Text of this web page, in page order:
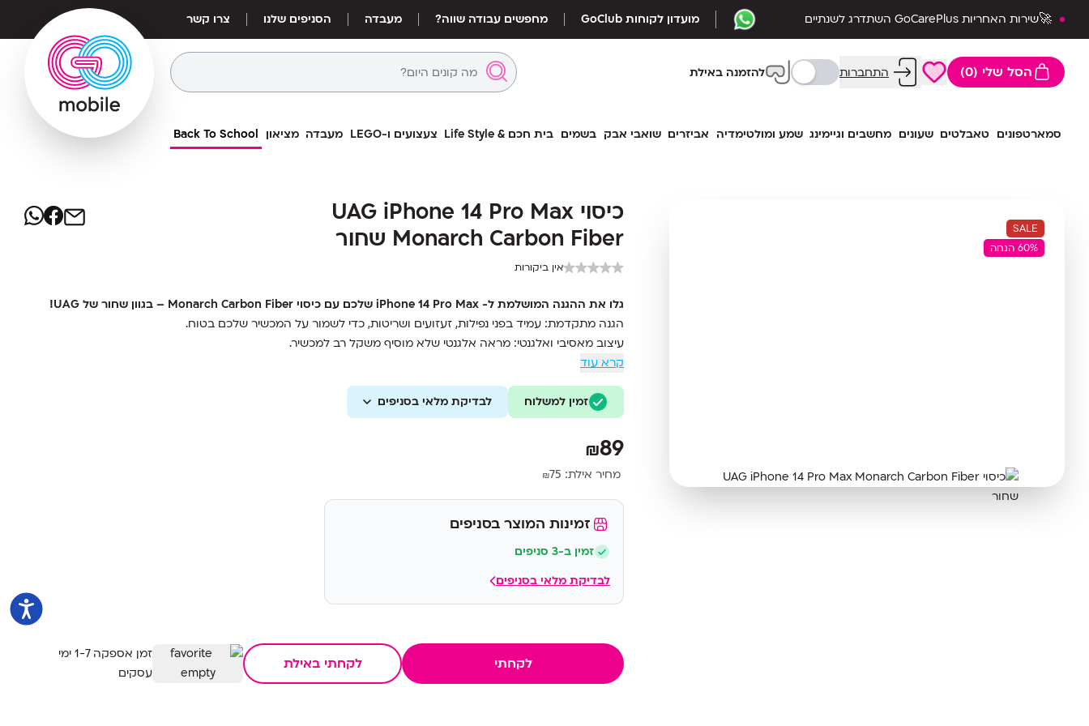
🚀שירות האחריות GoCarePlus השתדרג לשנתיים
שלמות🛡️
מועדון לקוחות GoClub מחפשים עבודה שווה? מעבדה הסניפים שלנו צרו קשר
הסל שלי (0) התחברות להזמנה באילת
סמארטפונים טאבלטים שעונים מחשבים וגיימינג שמע ומולטימדיה אביזרים שואבי אבק בשמים בית חכם & Life Style צעצועים ו-LEGO מעבדה מציאון Back To School
Monarch Carbon Fiber שחור
SALE
60% הנחה
כיסוי UAG iPhone 14 Pro Max
Monarch Carbon Fiber שחור
אין ביקורות
גלו את ההגנה המושלמת ל- iPhone 14 Pro Max שלכם עם כיסוי Monarch Carbon Fiber – בגוון שחור של UAG!
הגנה מתקדמת: עמיד בפני נפילות, זעזועים ושריטות, כדי לשמור על המכשיר שלכם בטוח.
עיצוב מאסיבי ואלגנטי: מראה אלגנטי שלא מוסיף משקל רב למכשיר.
חיתוכים מדויקים: גישה מלאה לכל הכפתורים והחיבורים, מבלי להסיר את הכיסוי.
קרא עוד
זמין למשלוח לבדיקת מלאי בסניפים
₪89
מחיר אילת: ₪75
זמינות המוצר בסניפים
זמין ב-3 סניפים
לבדיקת מלאי בסניפים
לקחתי לקחתי באילת
זמן אספקה 1-7 ימי
עסקים